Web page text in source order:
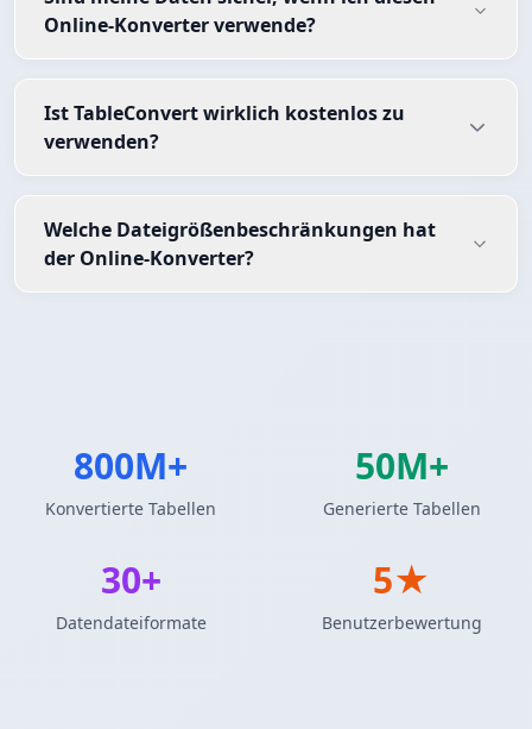
Online-Konverter verwende?
Ist TableConvert wirklich kostenlos zu
verwenden?
Welche Dateigrößenbeschränkungen hat
der Online-Konverter?
800M+
Konvertierte Tabellen
50M+
Generierte Tabellen
30+
Datendateiformate
5★
Benutzerbewertung